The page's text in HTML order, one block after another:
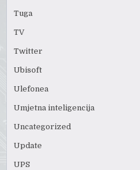
Tuga
TV
Twitter
Ubisoft
Ulefonea
Umjetna inteligencija
Uncategorized
Update
UPS